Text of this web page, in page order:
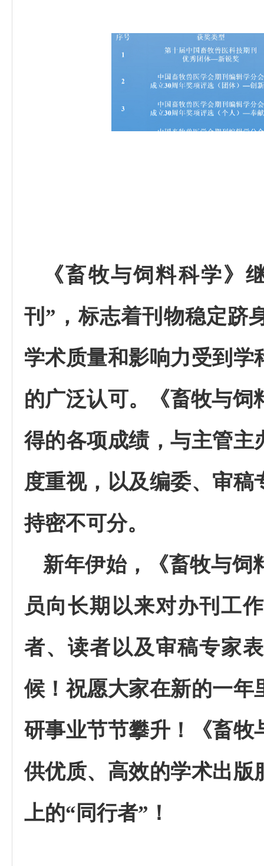
《畜牧与饲料科学》
刊”，标志着刊物稳定跻
学术质量和影响力受到学
的广泛认可。《畜牧与饲
得的各项成绩，与主管主
度重视，以及编委、审
持密不可分。
新年伊始，《畜牧与饲
员向长期以来对办刊工
者、读者以及审稿专家
候！祝愿大家在新的一年
研事业节节攀升！《畜牧
供优质、高效的学术出版
上的“同行者”！